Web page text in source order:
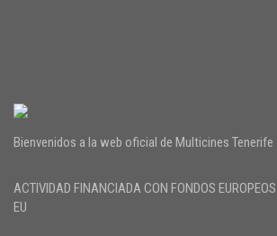
Bienvenidos a la web oficial de Multicines Tenerife
ACTIVIDAD FINANCIADA CON FONDOS
EU